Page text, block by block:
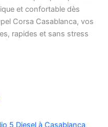
et confortable dès
Corsa Casablanca, vos
rapides et sans stress